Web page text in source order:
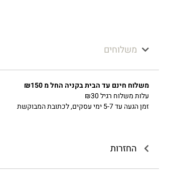
משלוחים
משלוח חינם עד הבית בקניה החל מ ₪150
עלות משלוח רגיל ₪30
זמן הגעה עד 5-7 ימי עסקים, לכתובת המבוקשת
החזרות